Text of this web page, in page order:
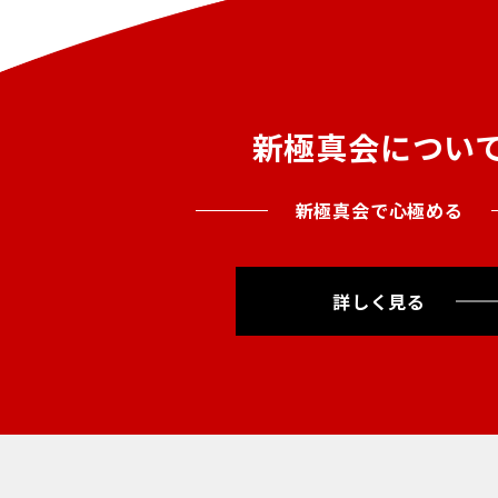
新極真会につい
新極真会で心極める
詳しく見る